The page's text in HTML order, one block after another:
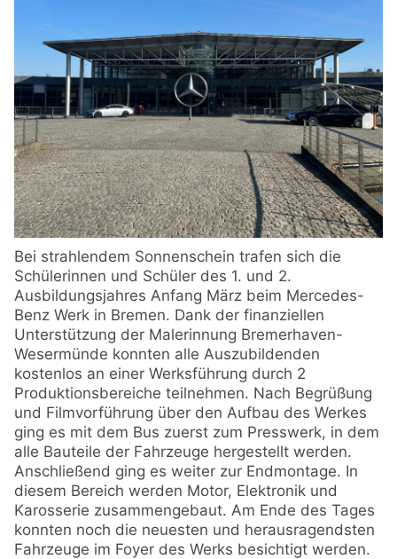
Bei strahlendem Sonnenschein trafen sich die
Schülerinnen und Schüler des 1. und 2.
Ausbildungsjahres Anfang März beim Mercedes-
Benz Werk in Bremen. Dank der finanziellen
Unterstützung der Malerinnung Bremerhaven-
Wesermünde konnten alle Auszubildenden
kostenlos an einer Werksführung durch 2
Produktionsbereiche teilnehmen. Nach Begrüßung
und Filmvorführung über den Aufbau des Werkes
ging es mit dem Bus zuerst zum Presswerk, in dem
alle Bauteile der Fahrzeuge hergestellt werden.
Anschließend ging es weiter zur Endmontage. In
diesem Bereich werden Motor, Elektronik und
Karosserie zusammengebaut. Am Ende des Tages
konnten noch die neuesten und herausragendsten
Fahrzeuge im Foyer des Werks besichtigt werden.